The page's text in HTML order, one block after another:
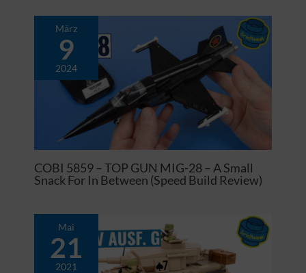
März
9
2024
COBI 5859 – TOP GUN MIG-28 – A Small
Snack For In Between (Speed Build Review)
Mai
21
2021